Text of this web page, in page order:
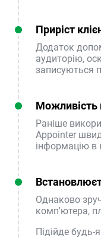
Приріст
Додаток
аудиторію,
записуються
Можливість
Раніше
Appointer
інформацію в
Однаково
комп'ютера,
Підійде будь-